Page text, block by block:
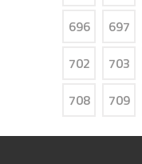
696
697
702
703
708
709